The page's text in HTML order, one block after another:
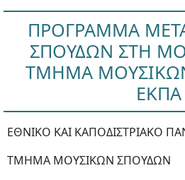
ΠΡΟΓΡΑΜΜΑ
ΣΠΟΥΔΩΝ ΣΤΗ
ΤΜΗΜΑ
ΕΚΠΑ
ΕΘΝΙΚΟ ΚΑΙ ΚΑΠΟΔΙΣΤΡΙΑΚΟ
ΤΜΗΜΑ ΜΟΥΣΙΚΩΝ ΣΠΟΥΔΩΝ